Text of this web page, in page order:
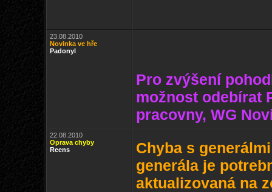
23.08.2010
Novinka ve hře
Padonyl
Pro zvýšení
možnost odebírat
pracovny, WG
22.08.2010
Oprava chyby
Reens
Chyba s
generála je
aktualizovaná na